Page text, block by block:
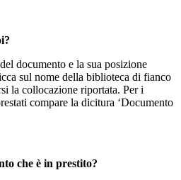
documento e la sua posizione
sul nome della biblioteca di fianco
la collocazione riportata. Per i
compare la dicitura ‘Documento
che è in prestito?